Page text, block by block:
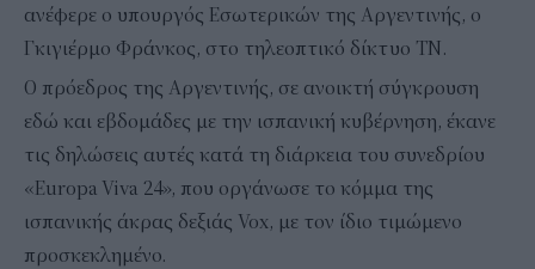
ανέφερε ο υπουργός Εσωτερικών της Αργεντινής, ο
Γκιγιέρμο Φράνκος, στο τηλεοπτικό δίκτυο TN.
Ο πρόεδρος της Αργεντινής, σε ανοικτή σύγκρουση
εδώ και εβδομάδες με την ισπανική κυβέρνηση, έκανε
τις δηλώσεις αυτές κατά τη διάρκεια του συνεδρίου
«Europa Viva 24», που οργάνωσε το κόμμα της
ισπανικής άκρας δεξιάς Vox, με τον ίδιο τιμώμενο
προσκεκλημένο.